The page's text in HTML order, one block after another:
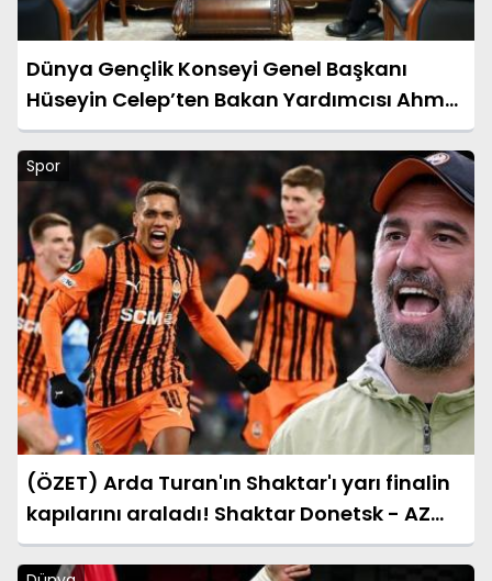
Dünya Gençlik Konseyi Genel Başkanı
Hüseyin Celep’ten Bakan Yardımcısı Ahmet
Aydın’a Ziyaret
Spor
(ÖZET) Arda Turan'ın Shaktar'ı yarı finalin
kapılarını araladı! Shaktar Donetsk - AZ
Alkmaar maçı sonucu: 3-0 (UEFA
Konferans Ligi)